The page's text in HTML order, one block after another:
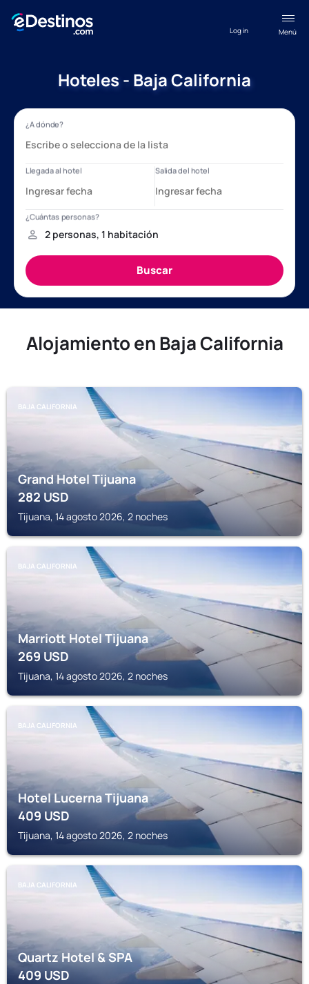
Menú
Log in
Hoteles - Baja California
Alojamiento en Baja California
BAJA CALIFORNIA
Grand Hotel Tijuana
282USD
Tijuana, 14 agosto 2026, 2 noches
BAJA CALIFORNIA
Marriott Hotel Tijuana
269USD
Tijuana, 14 agosto 2026, 2 noches
BAJA CALIFORNIA
Hotel Lucerna Tijuana
409USD
Tijuana, 14 agosto 2026, 2 noches
BAJA CALIFORNIA
Quartz Hotel & SPA
409USD